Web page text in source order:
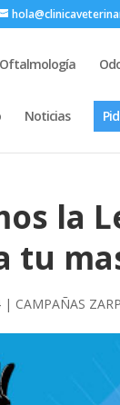
Oftalmología
Noticias
la
tu
| CAMPAÑAS